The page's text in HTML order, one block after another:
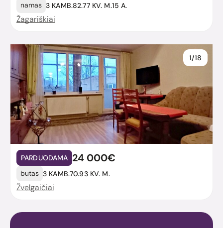
namas 3 KAMB.82.77 KV. M.15 A.
Žagariškiai
1/18
PARDUODAMA 24 000€
butas 3 KAMB.70.93 KV. M.
Žvelgaičiai